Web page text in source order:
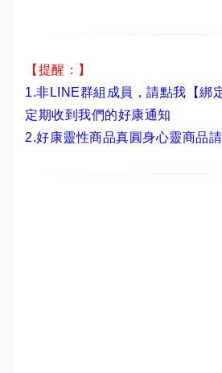
【提醒：】
1.非LINE群組成員， 請點我【綁
定期收到我們的好康通知
2.好康靈性商品真圓身心靈商品